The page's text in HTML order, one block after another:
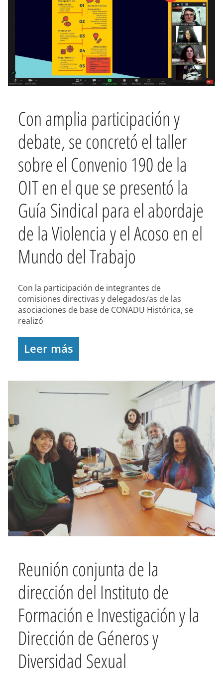
Con amplia participación y
debate, se concretó el taller
sobre el Convenio 190 de la
OIT en el que se presentó la
Guía Sindical para el abordaje
de la Violencia y el Acoso en el
Mundo del Trabajo
Con la participación de integrantes de
comisiones directivas y delegados/as de las
asociaciones de base de CONADU Histórica, se
realizó
Leer más
Reunión conjunta de la
dirección del Instituto de
Formación e Investigación y la
Dirección de Géneros y
Diversidad Sexual